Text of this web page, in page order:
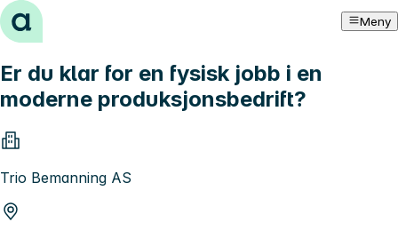
Hopp til innhold Meny
Er du klar for en fysisk jobb i en
moderne produksjonsbedrift?
Trio Bemanning AS